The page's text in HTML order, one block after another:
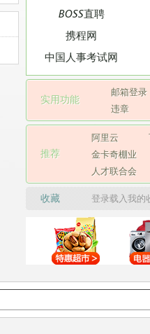
BOSS直聘
携程网
中国人事考试网
实用功能
邮箱登录
违章
推荐
阿里云
金卡奇棚业
人才联合会
收藏 登录载入我